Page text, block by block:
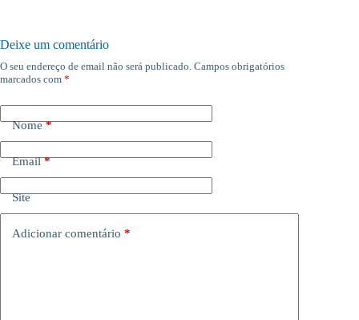
Deixe um comentário
O seu endereço de email não será publicado. Campos obrigatórios
marcados com *
Nome*
Email*
Site
Adicionar comentário *